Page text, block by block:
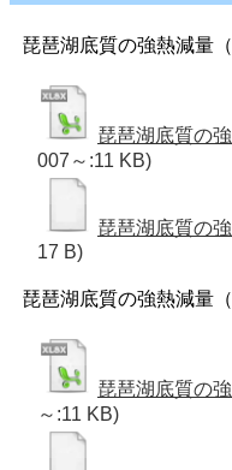
琵琶湖底質の強熱減量
琵琶湖底質の
007～:11 KB)
琵琶湖底質の
17 B)
琵琶湖底質の強熱減量（
琵琶湖底質の
～:11 KB)